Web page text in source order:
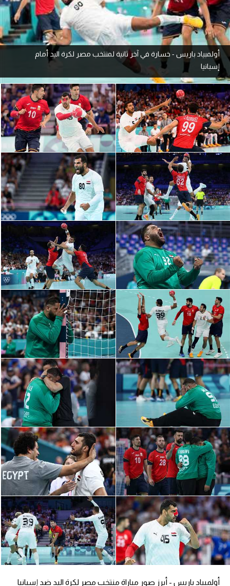
آراء حرة
ركن الألعاب
بطولات
أمريكا 2026
الدوري المصري
الدوري الإنجليزي الممتاز
الدوري الإسباني
الدوري الإيطالي
الدوري الألماني
الدوري الفرنسي
الدوري السعودي للمحترفين
دوري أبطال أوروبا
دوري أبطال إفريقيا
كل البطولات
أقسام
الكرة المصرية
الدوري المصري
الكرة الأوروبية
الكرة الإفريقية
منتخب مصر
سعودي في الجول
الدوري الإنجليزي
الدوري الإسباني
دوري أبطال أوروبا
القسم الثاني
أولمبياد باريس - خسارة في آخر ثانية لمنتخب مصر لكرة اليد أمام
إسبانيا
أولمبياد باريس - أبرز صور مباراة منتخب مصر لكرة اليد ضد إسبانيا